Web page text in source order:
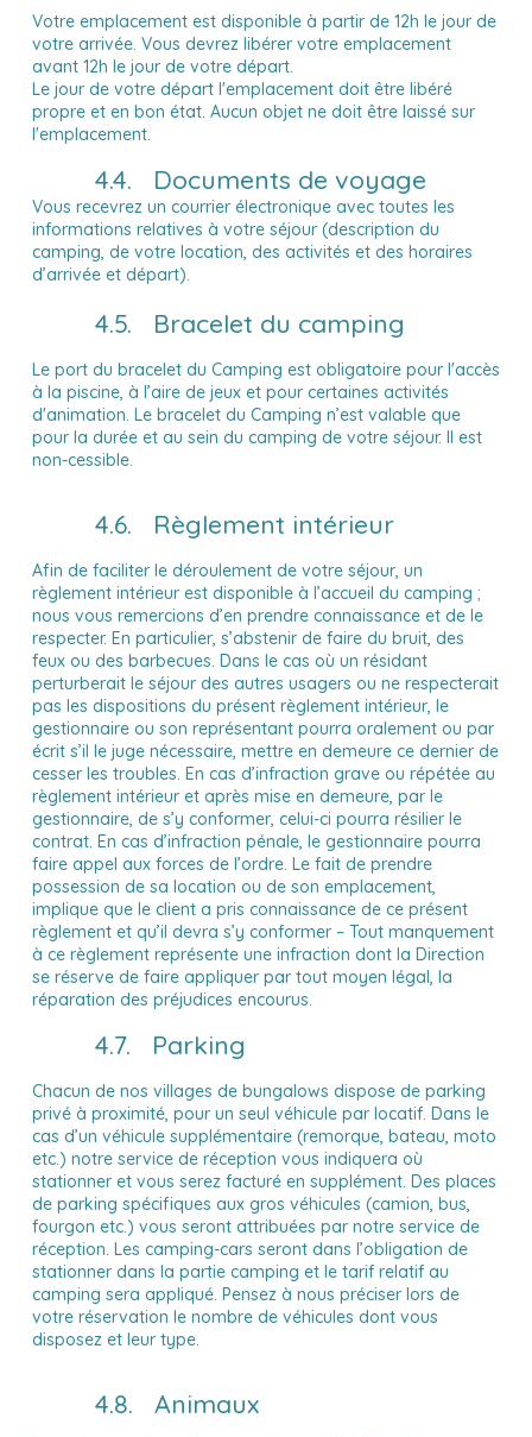
Votre emplacement est disponible à partir de 12h le jour de
votre arrivée. Vous devrez libérer votre emplacement
avant 12h le jour de votre départ.
Le jour de votre départ l'emplacement doit être libéré
propre et en bon état. Aucun objet ne doit être laissé sur
l'emplacement.
4.4. Documents de voyage
Vous recevrez un courrier électronique avec toutes les
informations relatives à votre séjour (description du
camping, de votre location, des activités et des horaires
d’arrivée et départ).
4.5. Bracelet du camping
Le port du bracelet du Camping est obligatoire pour l'accès
à la piscine, à l’aire de jeux et pour certaines activités
d'animation. Le bracelet du Camping n’est valable que
pour la durée et au sein du camping de votre séjour. Il est
non-cessible.
4.6. Règlement intérieur
Afin de faciliter le déroulement de votre séjour, un
règlement intérieur est disponible à l’accueil du camping ;
nous vous remercions d’en prendre connaissance et de le
respecter. En particulier, s’abstenir de faire du bruit, des
feux ou des barbecues. Dans le cas où un résidant
perturberait le séjour des autres usagers ou ne respecterait
pas les dispositions du présent règlement intérieur, le
gestionnaire ou son représentant pourra oralement ou par
écrit s’il le juge nécessaire, mettre en demeure ce dernier de
cesser les troubles. En cas d’infraction grave ou répétée au
règlement intérieur et après mise en demeure, par le
gestionnaire, de s’y conformer, celui-ci pourra résilier le
contrat. En cas d’infraction pénale, le gestionnaire pourra
faire appel aux forces de l’ordre. Le fait de prendre
possession de sa location ou de son emplacement,
implique que le client a pris connaissance de ce présent
règlement et qu’il devra s’y conformer – Tout manquement
à ce règlement représente une infraction dont la Direction
se réserve de faire appliquer par tout moyen légal, la
réparation des préjudices encourus.
4.7. Parking
Chacun de nos villages de bungalows dispose de parking
privé à proximité, pour un seul véhicule par locatif. Dans le
cas d’un véhicule supplémentaire (remorque, bateau, moto
etc.) notre service de réception vous indiquera où
stationner et vous serez facturé en supplément. Des places
de parking spécifiques aux gros véhicules (camion, bus,
fourgon etc.) vous seront attribuées par notre service de
réception. Les camping-cars seront dans l’obligation de
stationner dans la partie camping et le tarif relatif au
camping sera appliqué. Pensez à nous préciser lors de
votre réservation le nombre de véhicules dont vous
disposez et leur type.
4.8. Animaux